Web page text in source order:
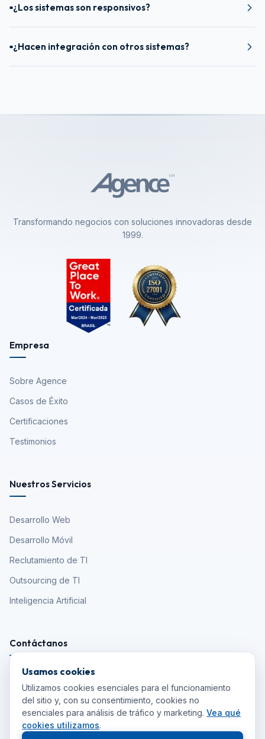
■¿Los sistemas son responsivos?
■¿Hacen integración con otros sistemas?
Transformando negocios con soluciones innovadoras desde
1999.
Empresa
Sobre Agence
Casos de Éxito
Certificaciones
Testimonios
Nuestros Servicios
Desarrollo Web
Desarrollo Móvil
Reclutamiento de TI
Outsourcing de TI
Inteligencia Artificial
Contáctanos
+55 (11) 5286-3220
Usamos cookies
Utilizamos cookies esenciales para el funcionamiento
del sitio y, con su consentimiento, cookies no
esenciales para análisis de tráfico y marketing. Vea qué
cookies utilizamos.